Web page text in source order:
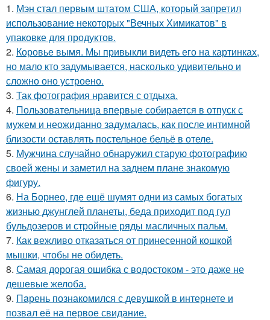
1. Мэн стал первым штатом США, который запретил
использование некоторых "Вечных Химикатов" в
упаковке для продуктов.
2. Коровье вымя. Мы привыкли видеть его на картинках,
но мало кто задумывается, насколько удивительно и
сложно оно устроено.
3. Так фотография нравится с отдыха.
4. Пользовательница впервые собирается в отпуск с
мужем и неожиданно задумалась, как после интимной
близости оставлять постельное бельё в отеле.
5. Мужчина случайно обнаружил старую фотографию
своей жены и заметил на заднем плане знакомую
фигуру.
6. На Борнео, где ещё шумят одни из самых богатых
жизнью джунглей планеты, беда приходит под гул
бульдозеров и стройные ряды масличных пальм.
7. Как вежливо отказаться от принесенной кошкой
мышки, чтобы не обидеть.
8. Самая дорогая ошибка с водостоком - это даже не
дешевые желоба.
9. Пaрень познакомился с девушкой в интернете и
позвал её на первое свидание.